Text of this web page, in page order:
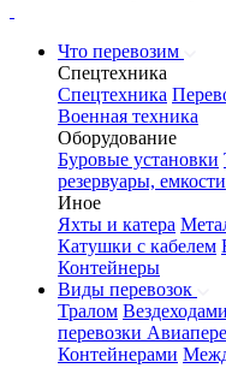
Что перевозим
Спецтехника
Спецтехника
Военная техника
Оборудование
Буровые установки
резервуары, емкости
Иное
Яхты и катера
Катушки с кабелем
Контейнеры
Виды перевозок
Тралом Вездеходами
перевозки
Контейнерами